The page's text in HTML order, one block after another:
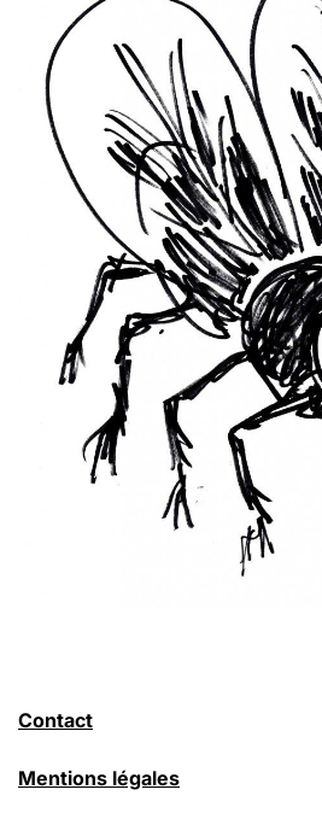
Contact
Mentions légales